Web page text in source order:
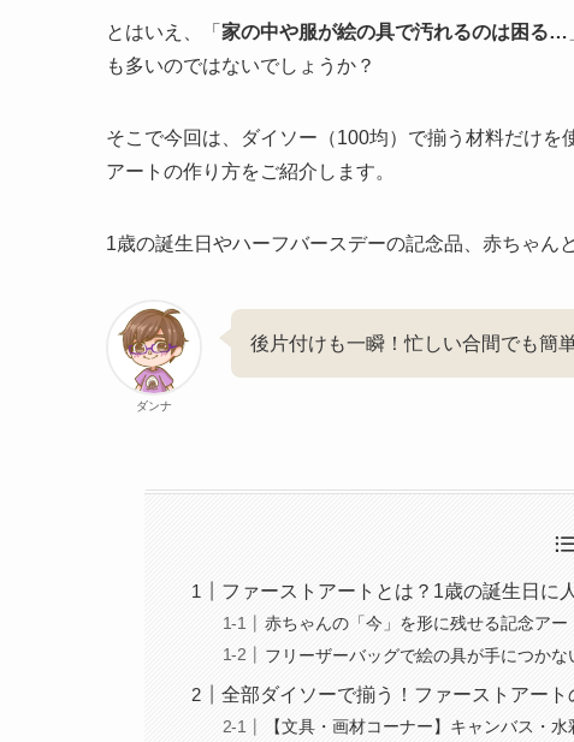
とはいえ、「 家の中や服が絵の具で汚れるのは困る…
も多いのではないでしょうか？
そこで今回は、ダイソー（100均）で揃う材料だけを
アートの作り方をご紹介します。
1歳の誕生日やハーフバースデーの記念品、赤ちゃん
ダンナ
後片付けも一瞬！忙しい合間でも簡
ファーストアートとは？1歳の誕生日に
赤ちゃんの「今」を形に残せる記念アー
フリーザーバッグで絵の具が手につか
全部ダイソーで揃う！ファーストアート
【文具・画材コーナー】キャンバス・